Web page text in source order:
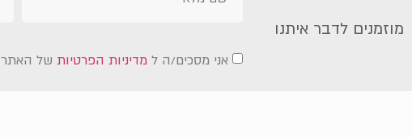
מוזמנים לדבר איתנו
אני מסכים/ה ל מדיניות הפרטיותשל האתר